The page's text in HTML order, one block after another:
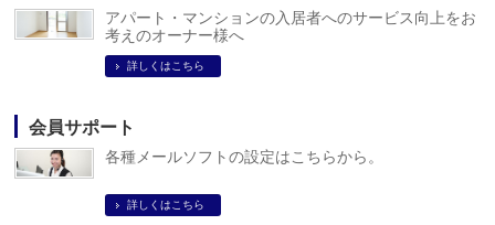
アパート・マンションの入居者へのサービス向上をお
考えのオーナー様へ
詳しくはこちら
会員サポート
各種メールソフトの設定はこちらから。
詳しくはこちら